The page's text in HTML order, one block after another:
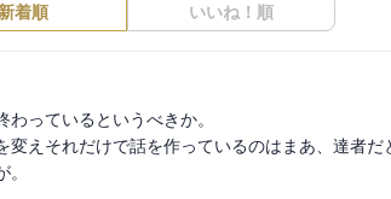
新着順 いいね！順
っているというべきか。
えそれだけで話を作っているのはまあ、達者だ